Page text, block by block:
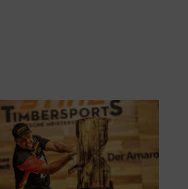
di chi pratica questo sport in Italia.
tutti possono provare, pochi possono